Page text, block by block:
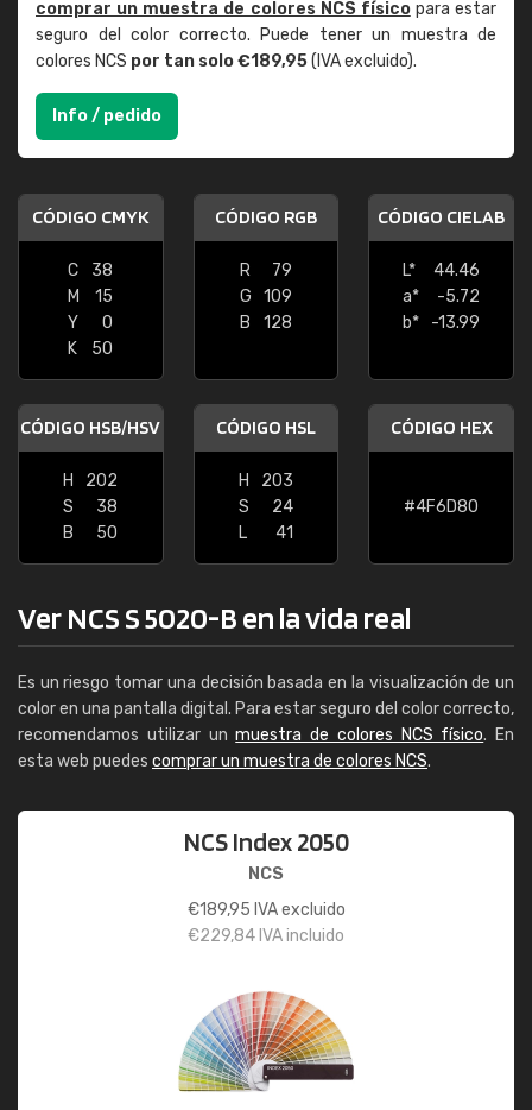
comprar un muestra de colores NCS físicopara estar
seguro del color correcto. Puede tener un muestra de
colores NCS por tan solo €189,95(IVA excluido).
Info / pedido
CÓDIGO CMYK
C
38
M
15
Y
0
K
50
CÓDIGO RGB
R
79
G
109
B
128
CÓDIGO CIELAB
L*
44.46
a*
-5.72
b*
-13.99
CÓDIGO HSB/HSV
H
202
S
38
B
50
CÓDIGO HSL
H
203
S
24
L
41
CÓDIGO HEX
#4F6D80
Ver NCS S 5020-B en la vida real
Es un riesgo tomar una decisión basada en la visualización de un
color en una pantalla digital. Para estar seguro del color correcto,
recomendamos utilizar unmuestra de colores NCS físico. En
esta web puedes comprar un muestra de colores NCS.
NCS Index 2050
NCS
€189,95 IVA excluido
€229,84 IVA incluido